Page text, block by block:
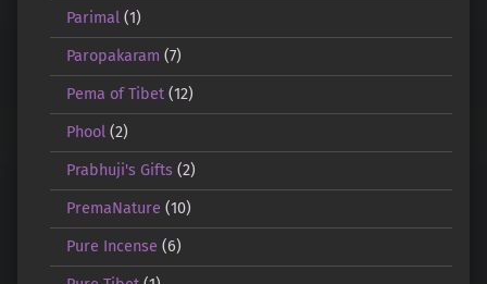
Parimal(1)
Paropakaram (7)
Pema of Tibet(12)
Phool(2)
Prabhuji's Gifts(2)
PremaNature (10)
Pure Incense (6)